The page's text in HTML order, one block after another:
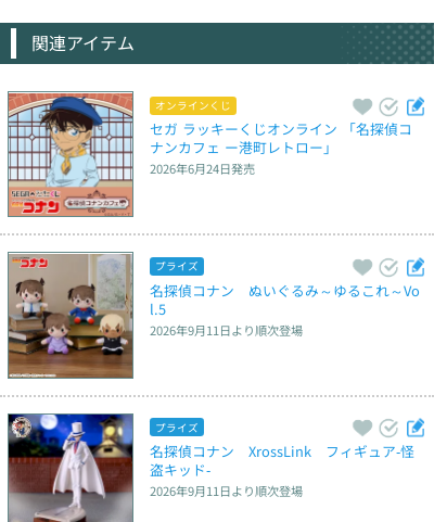
関連アイテム
オンラインくじ
セガ ラッキーくじオンライン 「名探偵コ
ナンカフェ ー港町レトロー」
2026年6月24日発売
プライズ
名探偵コナン　ぬいぐるみ～ゆるこれ～Vo
l.5
2026年9月11日より順次登場
プライズ
名探偵コナン　XrossLink　フィギュア‐怪
盗キッド‐
2026年9月11日より順次登場